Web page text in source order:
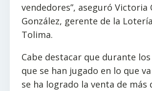
vendedores”, aseguró Victoria
González, gerente de la
Tolima.
Cabe destacar que durante
que se han jugado en lo que
se ha logrado la venta de más